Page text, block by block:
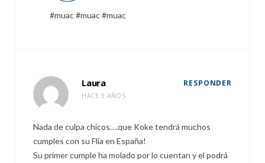
#muac #muac #muac
Laura
HACE 9 AÑOS
RESPONDER
Nada de culpa chicos….que Koke tendrá muchos
cumples con su Flia en España!
Su primer cumple ha molado por lo cuentan y el podrá